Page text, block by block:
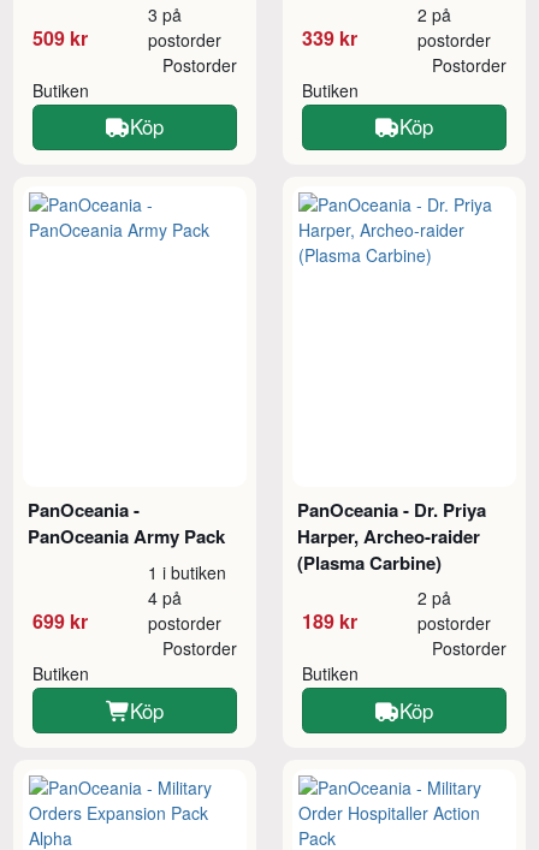
509 kr
3 på
postorder
Butiken
Postorder
Köp
339 kr
2 på
postorder
Butiken
Postorder
Köp
PanOceania -
PanOceania Army Pack
699 kr
1 i butiken
4 på
postorder
Butiken
Postorder
Köp
PanOceania - Dr. Priya
Harper, Archeo-raider
(Plasma Carbine)
189 kr
2 på
postorder
Butiken
Postorder
Köp